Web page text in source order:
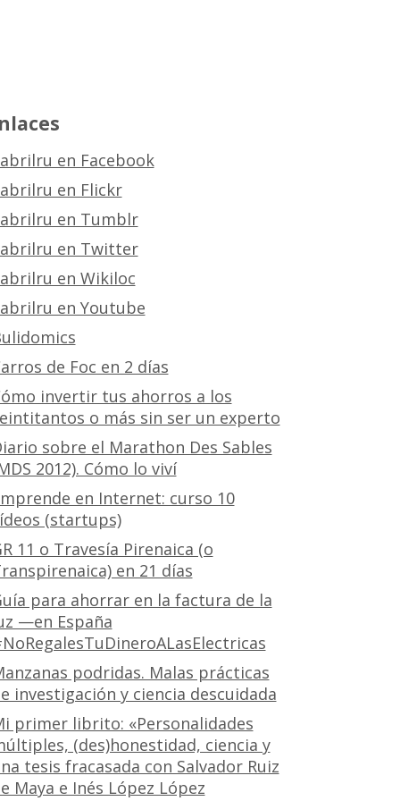
en Facebook
en Flickr
en Tumblr
en Twitter
en Wikiloc
en Youtube
de Foc en 2 días
invertir tus ahorros a los
o más sin ser un experto
sobre el Marathon Des Sables
2012). Cómo lo viví
en Internet: curso 10
(startups)
11 o Travesía Pirenaica (o
en 21 días
para ahorrar en la factura de la
—en España
podridas. Malas prácticas
investigación y ciencia descuidada
primer librito: «Personalidades
(des)honestidad, ciencia y
tesis fracasada con Salvador Ruiz
Maya e Inés López López